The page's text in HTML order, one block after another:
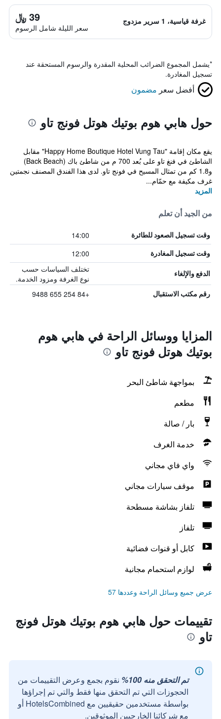
غرفة قياسية، 1 سرير مزدوج 39 ﷼
سعر الليلة شامل الرسوم
*يشمل المجموع الضرائب المحلية المقدرة والرسوم المستحقة عند
تسجيل المغادرة.
أفضل سعر مضمون
حول هابي هوم بوتيك هوتل فونج تاو
يقع مكان إقامة "Happy Home Boutique Hotel Vung Tau" مقابل
الشاطئ في فنغ تاو على بُعد 700 م من شاطئ باك (Back Beach)
و1.8 كم من تمثال المسيح في فونج تاو. لدى هذا الفندق المصنف نجمتين
غرف مكيفة مع حمّام...
المزيد
من الجيد أن تعلم
وقت تسجيل الصعود للطائرة 14:00
وقت تسجيل المغادرة 12:00
الدفع والإلغاء
تختلف السياسات حسب
نوع الغرفة ومزود الخدمة.
رقم مكتب الاستقبال +84 254 655 9488
المزايا ووسائل الراحة في هابي هوم
بوتيك هوتل فونج تاو
بمواجهة شاطئ البحر
مطعم
بار / صالة
خدمة الغرف
واي فاي مجاني
موقف سيارات مجاني
تلفاز بشاشة مسطحة
تلفاز
كابل أو قنوات فضائية
لوازم استحمام مجانية
عرض جميع وسائل الراحة وعددها 57
تقييمات حول هابي هوم بوتيك هوتل فونج
تاو
تم التحقق منه 100%
نقوم بجمع وعرض التقييمات من
الحجوزات التي تم التحقق منها فقط والتي تم إجراؤها
بواسطة مستخدمين حقيقيين مع HotelsCombined أو
مع شركائنا الخارجيين الموثوقين.